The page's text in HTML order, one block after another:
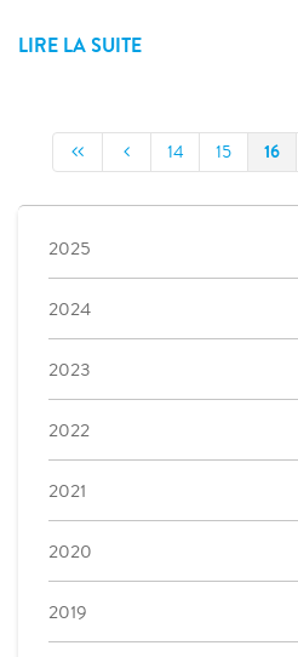
LIRE LA SUITE
14 15 16
2025
2024
2023
2022
2021
2020
2019